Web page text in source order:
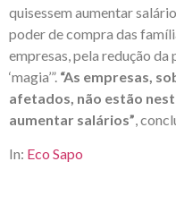
quisessem aumentar
poder de compra das
empresas, pela redução da
‘magia’”. “As empresas,
afetados, não estão
aumentar salários”,
In: Eco Sapo